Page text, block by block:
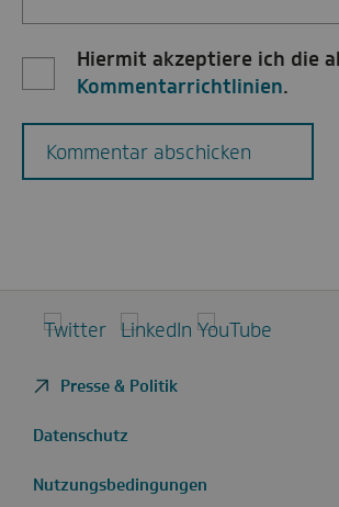
Hiermit akzeptiere ich die
Kommentarrichtlinien.
Kommentar abschicken
Twitter LinkedIn
Presse & Politik
Datenschutz
Nutzungsbedingungen